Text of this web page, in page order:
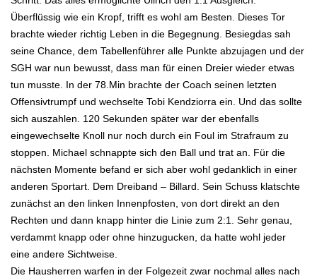
Überflüssig wie ein Kropf, trifft es wohl am Besten. Dieses Tor
brachte wieder richtig Leben in die Begegnung. Besiegdas sah
seine Chance, dem Tabellenführer alle Punkte abzujagen und der
SGH war nun bewusst, dass man für einen Dreier wieder etwas
tun musste. In der 78.Min brachte der Coach seinen letzten
Offensivtrumpf und wechselte Tobi Kendziorra ein. Und das sollte
sich auszahlen. 120 Sekunden später war der ebenfalls
eingewechselte Knoll nur noch durch ein Foul im Strafraum zu
stoppen. Michael schnappte sich den Ball und trat an. Für die
nächsten Momente befand er sich aber wohl gedanklich in einer
anderen Sportart. Dem Dreiband – Billard. Sein Schuss klatschte
zunächst an den linken Innenpfosten, von dort direkt an den
Rechten und dann knapp hinter die Linie zum 2:1. Sehr genau,
verdammt knapp oder ohne hinzugucken, da hatte wohl jeder
eine andere Sichtweise.
Die Hausherren warfen in der Folgezeit zwar nochmal alles nach